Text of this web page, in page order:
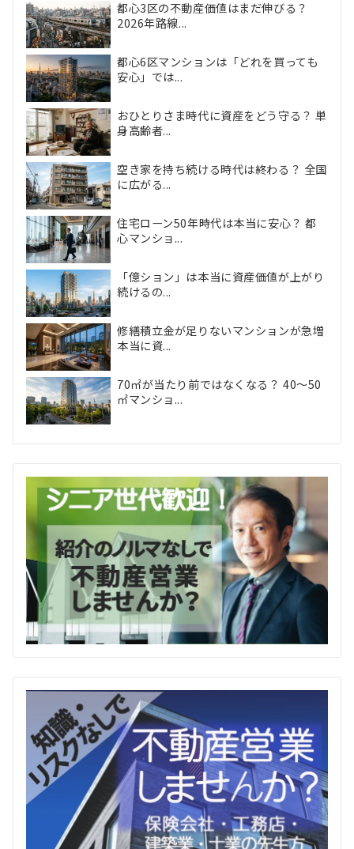
都心3区の不動産価値はまだ伸びる？
2026年路線...
都心6区マンションは「どれを買っても
安心」では...
おひとりさま時代に資産をどう守る？ 単
身高齢者...
空き家を持ち続ける時代は終わる？ 全国
に広がる...
住宅ローン50年時代は本当に安心？ 都
心マンショ...
「億ション」は本当に資産価値が上がり
続けるの...
修繕積立金が足りないマンションが急増
本当に資...
70㎡が当たり前ではなくなる？ 40〜50
㎡マンショ...